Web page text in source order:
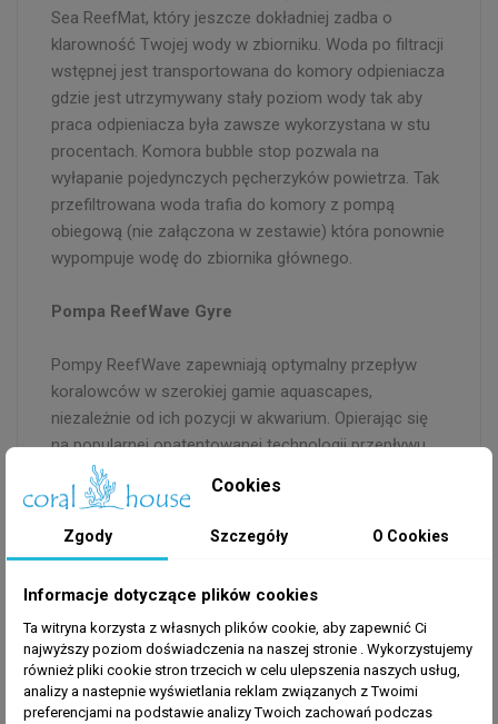
Sea ReefMat, który jeszcze dokładniej zadba o
klarowność Twojej wody w zbiorniku. Woda po filtracji
wstępnej jest transportowana do komory odpieniacza
gdzie jest utrzymywany stały poziom wody tak aby
praca odpieniacza była zawsze wykorzystana w stu
procentach. Komora bubble stop pozwala na
wyłapanie pojedynczych pęcherzyków powietrza. Tak
przefiltrowana woda trafia do komory z pompą
obiegową (nie załączona w zestawie) która ponownie
wypompuje wodę do zbiornika głównego.
Pompa ReefWave Gyre
Pompy ReefWave zapewniają optymalny przepływ
koralowców w szerokiej gamie aquascapes,
niezależnie od ich pozycji w akwarium. Opierając się
na popularnej opatentowanej technologii przepływu
krzyżowego Gyre, pompy ReefWave to wyrafinowana
konstrukcja pompy oferująca inteligentne funkcje
sterowania, mocny, prawie cichy przepływ wirowy i
łatwą konserwację, którą pokochają fani pomp gyre.
pomocą dołączonego kontrolera lub możesz uzyskać
dostęp do swoich pomp za pośrednictwem aplikacji
ReefBeat na Red Sea.
Cookies
Zgody Szczegóły O Cookies
Informacje dotyczące plików cookies
Ta witryna korzysta z własnych plików cookie, aby zapewnić Ci
najwyższy poziom doświadczenia na naszej stronie . Wykorzystujemy
również pliki cookie stron trzecich w celu ulepszenia naszych usług,
analizy a nastepnie wyświetlania reklam związanych z Twoimi
preferencjami na podstawie analizy Twoich zachowań podczas